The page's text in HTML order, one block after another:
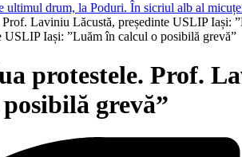
ultimul drum, la Poduri. În sicriul alb al
Laviniu Lăcustă, președinte USLIP Iași:
protestele. Prof.
grevă”